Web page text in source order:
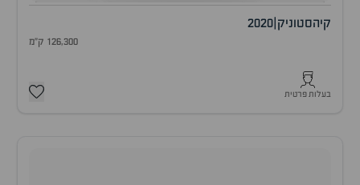
קיהסטוניק 2020
126,300 ק"מ
בעלות פרטית